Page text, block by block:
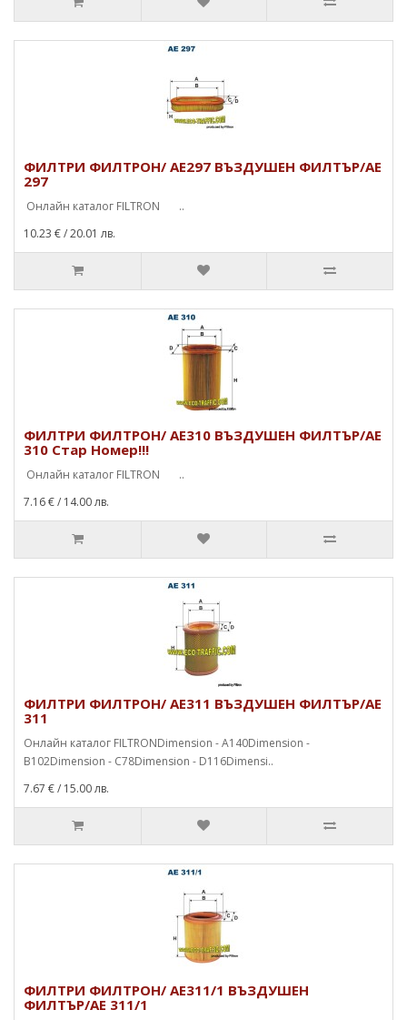
ФИЛТРИ ФИЛТРОН/ AE297 ВЪЗДУШЕН ФИЛТЪР/AE
297
Онлайн каталог FILTRON ..
10.23 €/ 20.01 лв.
ФИЛТРИ ФИЛТРОН/ AE310 ВЪЗДУШЕН ФИЛТЪР/AE
310 Стар Номер!!!
Онлайн каталог FILTRON ..
7.16 €/ 14.00 лв.
ФИЛТРИ ФИЛТРОН/ AE311 ВЪЗДУШЕН ФИЛТЪР/AЕ
311
Онлайн каталог FILTRONDimension - A140Dimension -
B102Dimension - C78Dimension - D116Dimensi..
7.67 €/ 15.00 лв.
ФИЛТРИ ФИЛТРОН/ AE311/1 ВЪЗДУШЕН
ФИЛТЪР/AE 311/1